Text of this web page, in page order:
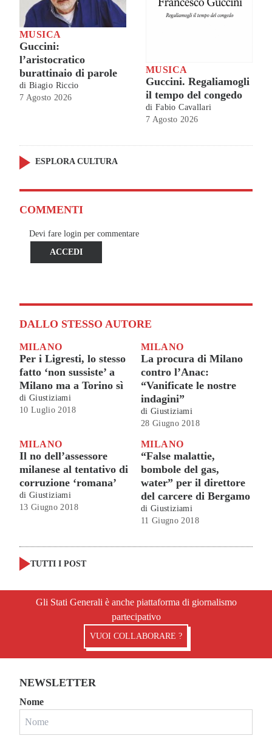
MUSICA
Guccini:
l’aristocratico
burattinaio di parole
di Biagio Riccio
7 Agosto 2026
MUSICA
Guccini. Regaliamogli
il tempo del congedo
di Fabio Cavallari
7 Agosto 2026
ESPLORA CULTURA
COMMENTI
Devi fare login per commentare
ACCEDI
DALLO STESSO AUTORE
MILANO
Per i Ligresti, lo stesso
fatto ‘non sussiste’ a
Milano ma a Torino sì
di Giustiziami
10 Luglio 2018
MILANO
La procura di Milano
contro l’Anac:
“Vanificate le nostre
indagini”
di Giustiziami
28 Giugno 2018
MILANO
Il no dell’assessore
milanese al tentativo di
corruzione ‘romana’
di Giustiziami
13 Giugno 2018
MILANO
“False malattie,
bombole del gas,
water” per il direttore
del carcere di Bergamo
di Giustiziami
11 Giugno 2018
TUTTI I POST
Gli Stati Generali è anche piattaforma di giornalismo
partecipativo
VUOI COLLABORARE ?
NEWSLETTER
Nome